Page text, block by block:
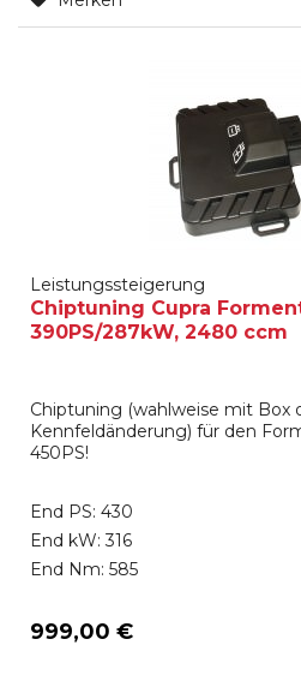
Leistungssteigerung
Chiptuning Cupra
390PS/287kW, 2480 ccm
Chiptuning (wahlweise mit Box
Kennfeldänderung) für den
450PS!
End PS: 430
End kW: 316
End Nm: 585
999,00 €